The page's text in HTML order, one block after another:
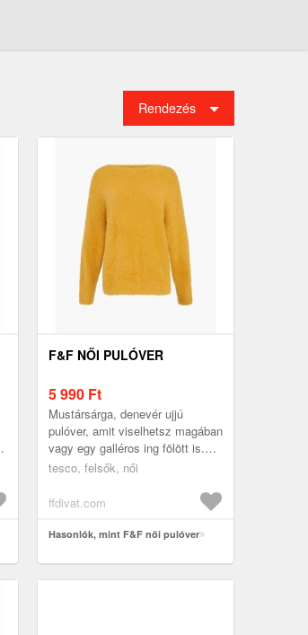
Rendezés
F&F NŐI PULÓVER
5 990 Ft
Mustársárga, denevér ujjú
pulóver, amit viselhetsz magában
vagy egy galléros ing fölött is.
67% nylon 33% akril
tesco, felsők, női
ffdivat.com
Hasonlók, mint F&F női pulóver